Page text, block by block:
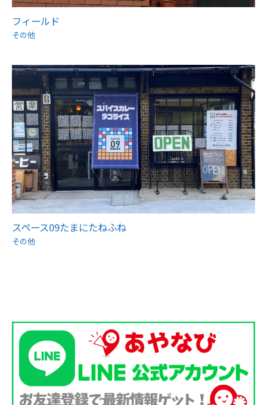
フィールド
その他
スペース09たまにたねふね
その他